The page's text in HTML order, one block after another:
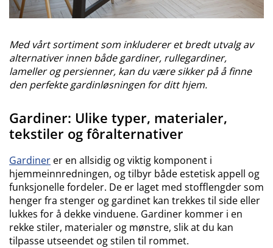
Med vårt sortiment som inkluderer et bredt utvalg av
alternativer innen både gardiner, rullegardiner,
lameller og persienner, kan du være sikker på å finne
den perfekte gardinløsningen for ditt hjem.
Gardiner: Ulike typer, materialer,
tekstiler og fôralternativer
Gardiner er en allsidig og viktig komponent i
hjemmeinnredningen, og tilbyr både estetisk appell og
funksjonelle fordeler. De er laget med stofflengder som
henger fra stenger og gardinet kan trekkes til side eller
lukkes for å dekke vinduene. Gardiner kommer i en
rekke stiler, materialer og mønstre, slik at du kan
tilpasse utseendet og stilen til rommet.